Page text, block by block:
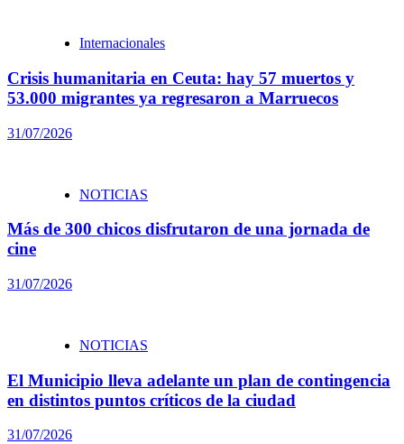
Internacionales
Crisis humanitaria en Ceuta: hay 57 muertos y
53.000 migrantes ya regresaron a Marruecos
31/07/2026
NOTICIAS
Más de 300 chicos disfrutaron de una jornada de
cine
31/07/2026
NOTICIAS
El Municipio lleva adelante un plan de contingencia
en distintos puntos críticos de la ciudad
31/07/2026